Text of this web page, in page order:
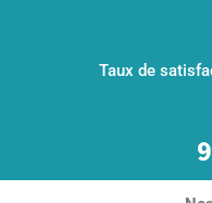
Taux de